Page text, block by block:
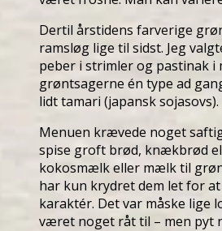
Dertil årstidens farverige
ramsløg lige til sidst. Jeg
peber i strimler og pastinak i
grøntsagerne én type ad
lidt tamari (japansk sojasovs).
Menuen krævede noget
spise groft brød, knækbrød
kokosmælk eller mælk til
har kun krydret dem let for
karaktér. Det var måske lige
været noget råt til – men pyt